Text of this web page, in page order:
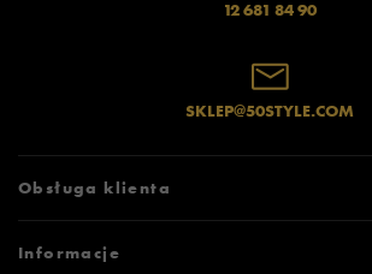
12 681 84 90
SKLEP@50STYLE.COM
Obsługa klienta
Zwroty i reklamacje
Informacje